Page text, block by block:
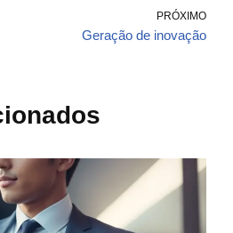
PRÓXIMO
Geração de inovação